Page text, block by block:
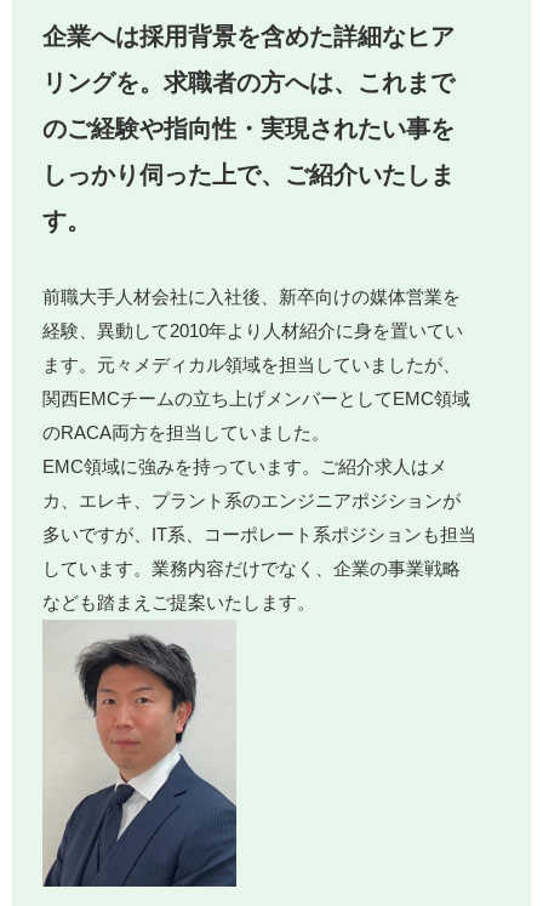
企業へは採用背景を含めた詳細なヒア
リングを。求職者の方へは、これまで
のご経験や指向性・実現されたい事を
しっかり伺った上で、ご紹介いたしま
す。
前職大手人材会社に入社後、新卒向けの媒体営業を
経験、異動して2010年より人材紹介に身を置いてい
ます。元々メディカル領域を担当していましたが、
関西EMCチームの立ち上げメンバーとしてEMC領域
のRACA両方を担当していました。
EMC領域に強みを持っています。ご紹介求人はメ
カ、エレキ、プラント系のエンジニアポジションが
多いですが、IT系、コーポレート系ポジションも担当
しています。業務内容だけでなく、企業の事業戦略
なども踏まえご提案いたします。